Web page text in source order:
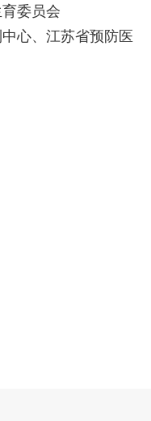
委员会
心、江苏省预防医